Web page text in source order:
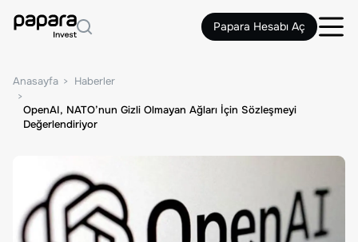
Papara Hesabı Aç
Anasayfa Haberler
OpenAI, NATO’nun Gizli Olmayan Ağları İçin Sözleşmeyi
Değerlendiriyor